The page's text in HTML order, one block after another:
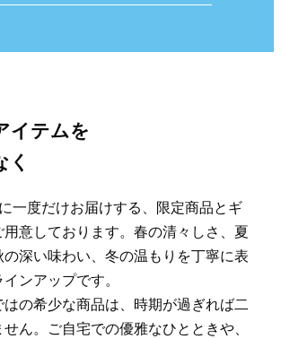
イテムを
く
一度だけお届けする、限定商品とギ
用意しております。春の清々しさ、夏
深い味わい、冬の温もりを丁寧に表
ンアップです。
の希少な商品は、時期が過ぎれば二
ん。ご自宅での優雅なひとときや、